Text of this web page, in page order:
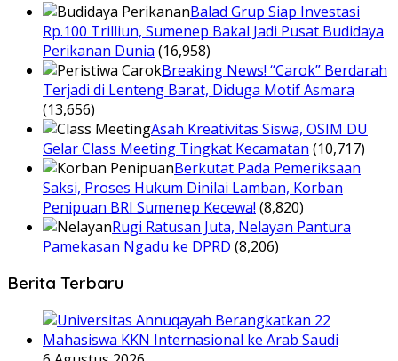
Balad Grup Siap Investasi
Rp.100 Trilliun, Sumenep Bakal Jadi Pusat Budidaya
Perikanan Dunia (16,958)
Breaking News! “Carok” Berdarah
Terjadi di Lenteng Barat, Diduga Motif Asmara
(13,656)
Asah Kreativitas Siswa, OSIM DU
Gelar Class Meeting Tingkat Kecamatan (10,717)
Berkutat Pada Pemeriksaan
Saksi, Proses Hukum Dinilai Lamban, Korban
Penipuan BRI Sumenep Kecewa! (8,820)
Rugi Ratusan Juta, Nelayan Pantura
Pamekasan Ngadu ke DPRD (8,206)
Berita Terbaru